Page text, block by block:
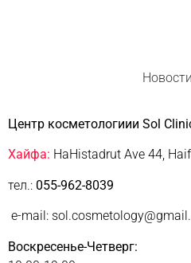
Центр косметологиии Sol
Хайфа: HaHistadrut Ave 44,
тел.: 055-962-8039
e-mail:
Воскресенье-Четверг: